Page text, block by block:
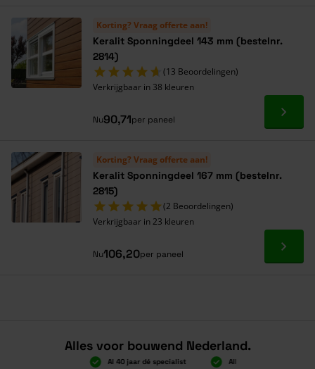
Korting? Vraag offerte aan!
Keralit Sponningdeel 143 mm (bestelnr.
2814)
(13 Beoordelingen)
Verkrijgbaar in 38 kleuren
Nu90,71per paneel Ga
Korting? Vraag offerte aan!
Keralit Sponningdeel 167 mm (bestelnr.
2815)
(2 Beoordelingen)
Verkrijgbaar in 23 kleuren
Nu106,20per paneel Ga
Alles voor bouwend Nederland.
Al 40 jaar dé specialist
Alles onder één dak